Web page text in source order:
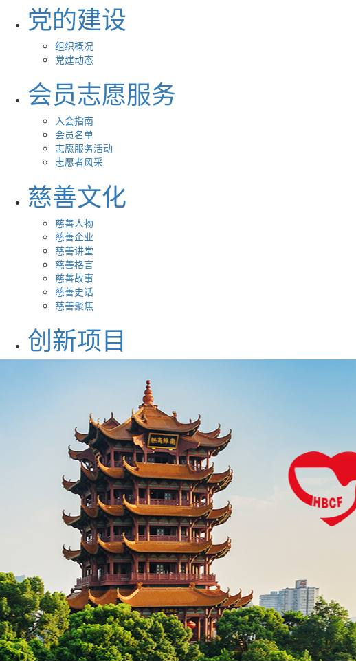
党的建设
组织概况
党建动态
会员志愿服务
入会指南
会员名单
志愿服务活动
志愿者风采
慈善文化
慈善人物
慈善企业
慈善讲堂
慈善格言
慈善故事
慈善史话
慈善聚焦
创新项目